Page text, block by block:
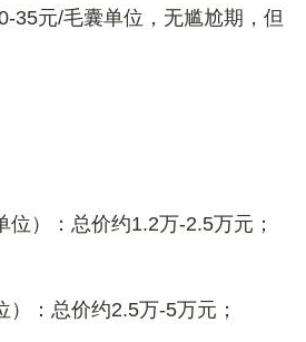
35元/毛囊单位 ，无尴尬期，但
位）：总价约1.2万-2.5万元 ；
）：总价约2.5万-5万元 ；